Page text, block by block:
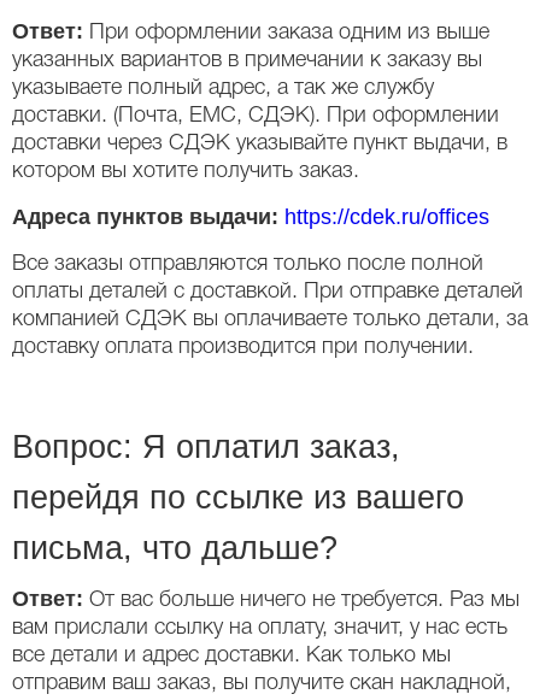
Ответ:
При оформлении заказа одним из выше
указанных вариантов в примечании к заказу вы
указываете полный адрес, а так же службу
доставки. (Почта, ЕМС, СДЭК). При оформлении
доставки через СДЭК указывайте пункт выдачи, в
котором вы хотите получить заказ.
Адреса пунктов выдачи: https://cdek.ru/offices
Все заказы отправляются только после полной
оплаты деталей с доставкой. При отправке деталей
компанией СДЭК вы оплачиваете только детали, за
доставку оплата производится при получении.
Вопрос: Я оплатил заказ,
перейдя по ссылке из вашего
письма, что дальше?
Ответ: От вас больше ничего не требуется. Раз мы
вам прислали ссылку на оплату, значит, у нас есть
все детали и адрес доставки. Как только мы
отправим ваш заказ, вы получите скан накладной,